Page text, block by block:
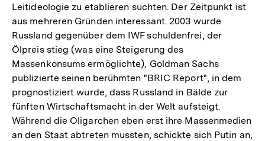
Leitideologie zu etablieren suchten. Der Zeitpunkt ist
aus mehreren Gründen interessant. 2003 wurde
Russland gegenüber dem IWF schuldenfrei, der
Ölpreis stieg (was eine Steigerung des
Massenkonsums ermöglichte), Goldman Sachs
publizierte seinen berühmten "BRIC Report", in dem
prognostiziert wurde, dass Russland in Bälde zur
fünften Wirtschaftsmacht in der Welt aufsteigt.
Während die Oligarchen eben erst ihre Massenmedien
an den Staat abtreten mussten, schickte sich Putin an,